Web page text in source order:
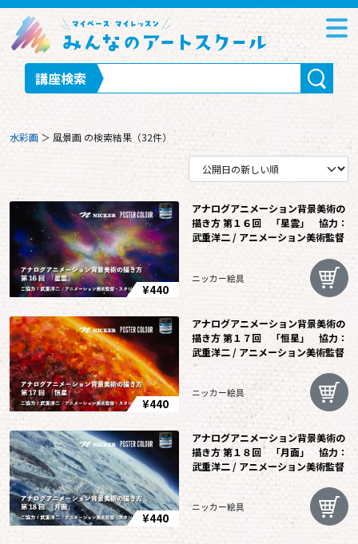
講座検索
水彩画 ＞ 風景画 の検索結果（32件）
¥440
アナログアニメーション背景美術の
描き方 第１６回 「星雲」 協力：
武重洋二 / アニメーション美術監督
ニッカー絵具
¥440
アナログアニメーション背景美術の
描き方 第１７回 「恒星」 協力：
武重洋二 / アニメーション美術監督
ニッカー絵具
¥440
アナログアニメーション背景美術の
描き方 第１８回 「月面」 協力：
武重洋二 / アニメーション美術監督
ニッカー絵具